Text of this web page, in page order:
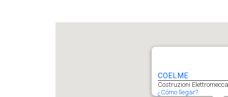
COELME
Costruzioni
¿Cómo llegar?